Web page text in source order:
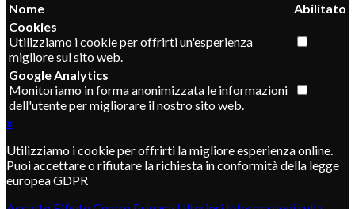
Nome
Abilitato
Cookies
Utilizziamo i cookie per offrirti un'esperienza
migliore sul sito web.
Google Analytics
Monitoriamo in forma anonimizzata le informazioni
dell'utente per migliorare il nostro sito web.
x
Utilizziamo i cookie per offrirti la migliore esperienza online.
Puoi accettare o rifiutare la richiesta in conformità della legge
europea GDPR